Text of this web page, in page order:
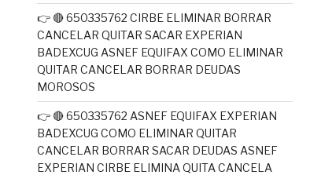
👉 🔴 650335762 CIRBE ELIMINAR BORRAR
CANCELAR QUITAR SACAR EXPERIAN
BADEXCUG ASNEF EQUIFAX COMO ELIMINAR
QUITAR CANCELAR BORRAR DEUDAS
MOROSOS
👉 🔴 650335762 ASNEF EQUIFAX EXPERIAN
BADEXCUG COMO ELIMINAR QUITAR
CANCELAR BORRAR SACAR DEUDAS ASNEF
EXPERIAN CIRBE ELIMINA QUITA CANCELA